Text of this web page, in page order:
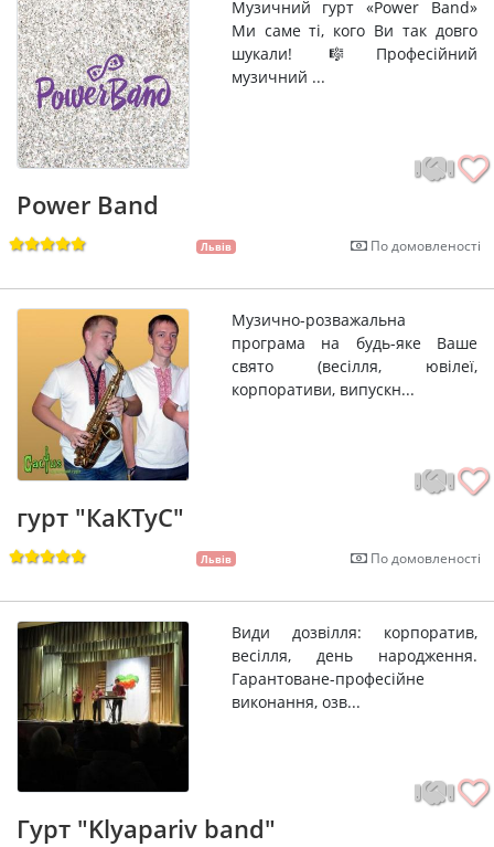
Музичний гурт «Power Band»
Ми саме ті, кого Ви так довго
шукали! 🎼Професійний
музичний ...
Power Band
Львів По домовленості
Музично-розважальна
програма на будь-яке Ваше
свято (весілля, ювілеї,
корпоративи, випускн...
гурт "КаКТуС"
Львів По домовленості
Види дозвілля: корпоратив,
весілля, день народження.
Гарантоване-професійне
виконання, озв...
Гурт "Klyapariv band"